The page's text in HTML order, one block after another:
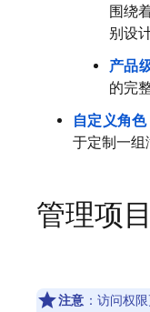
围绕
别设
产品
的完
自定义角色
于定制一组
管理项
注意 ：访问权